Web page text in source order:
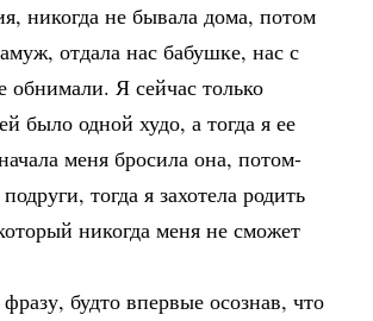
никогда не бывала дома, потом
отдала нас бабушке, нас с
обнимали. Я сейчас только
было одной худо, а тогда я ее
меня бросила она, потом-
тогда я захотела родить
никогда меня не сможет
будто впервые осознав, что